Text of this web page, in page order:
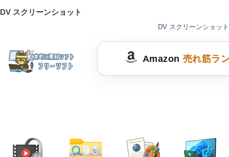
DV スクリーンショット
DV スクリーンショット
Amazon 売れ筋ラ